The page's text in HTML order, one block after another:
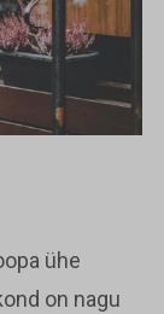
ühe
on nagu